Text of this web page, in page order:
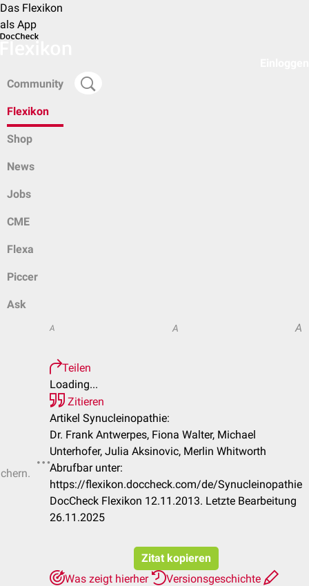
Das Flexikon
als App
Community
Flexikon
Shop
News
Jobs
CME
Flexa
Piccer
Ask
A A A
Teilen
Loading...
Zitieren
Artikel Synucleinopathie:
Dr. Frank Antwerpes, Fiona Walter, Michael
Unterhofer, Julia Aksinovic, Merlin Whitworth
Abrufbar unter:
https://flexikon.doccheck.com/de/Synucleinopathie
DocCheck Flexikon 12.11.2013. Letzte Bearbeitung
26.11.2025
Zitat kopieren
Was zeigt hierher
Versionsgeschichte